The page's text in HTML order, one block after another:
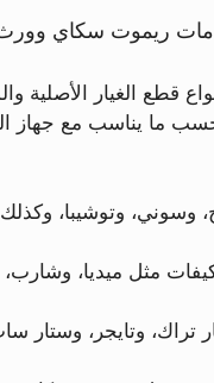
خدمات ريموت سكاي
قطع الغيار الأصلية
ما يناسب مع جهاز
وتوشيبا، وكذلك
مثل ميديا،
تراك، وتايجر، وستار